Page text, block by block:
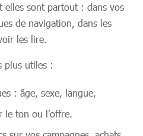
elles sont partout : dans vos
de navigation, dans les
les lire.
plus utiles :
: âge, sexe, langue,
le ton ou l’offre.